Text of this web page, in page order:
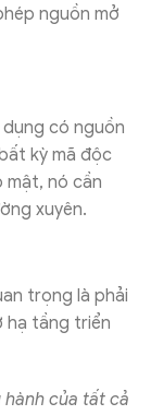
nguồn mở
dụng có nguồn
kỳ mã độc
mật, nó cần
xuyên.
trọng là phải
hạ tầng triển
của tất cả